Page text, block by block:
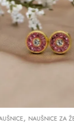
,NAUŠNICE ZA